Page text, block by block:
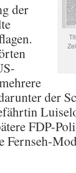
der
der
FDP-
Fernseh-